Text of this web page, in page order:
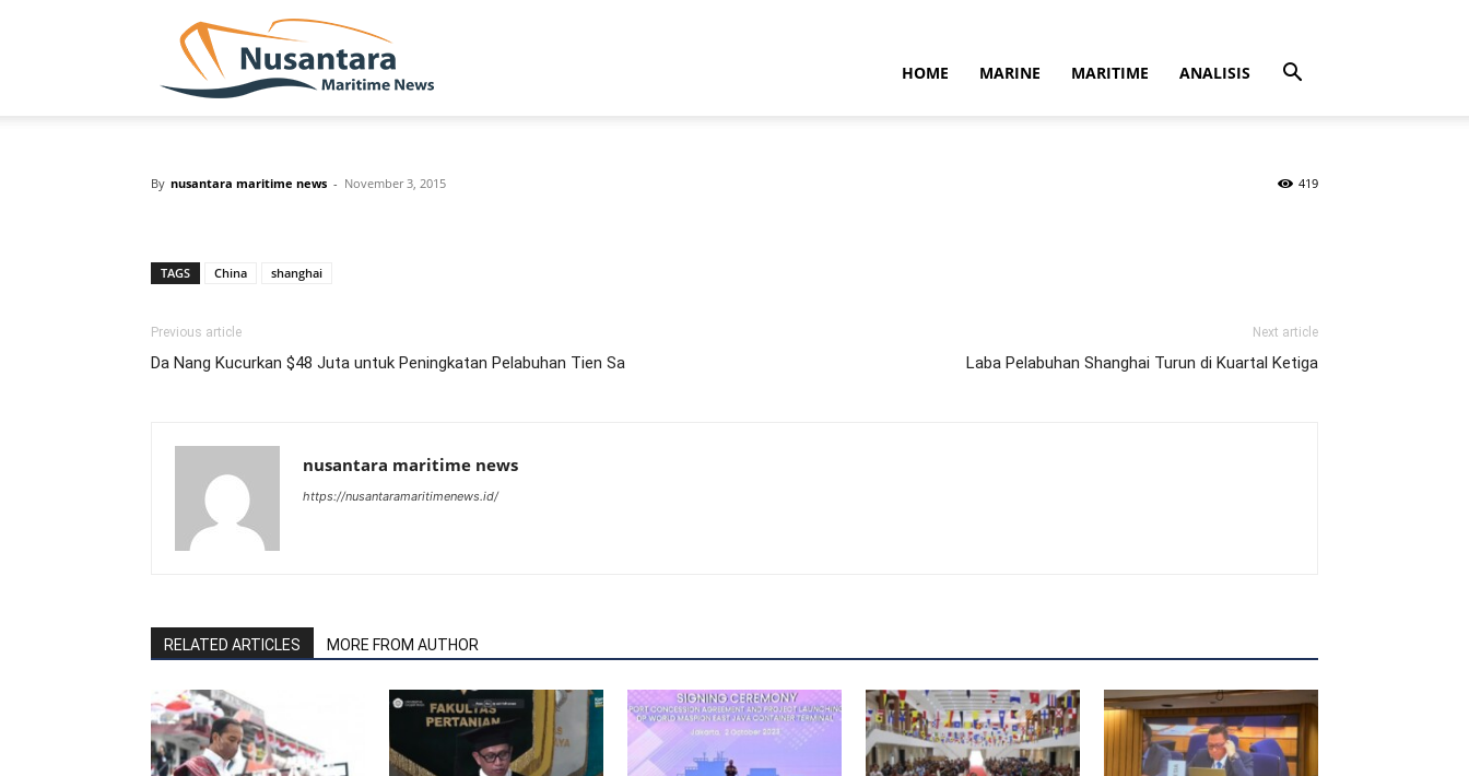
HOME MARINE MARITIME ANALISIS
By nusantara maritime news - November 3, 2015 419
TAGS China shanghai
Previous article
Da Nang Kucurkan $48 Juta untuk Peningkatan Pelabuhan Tien Sa
Next article
Laba Pelabuhan Shanghai Turun di Kuartal Ketiga
nusantara maritime news
https://nusantaramaritimenews.id/
RELATED ARTICLES MORE FROM AUTHOR